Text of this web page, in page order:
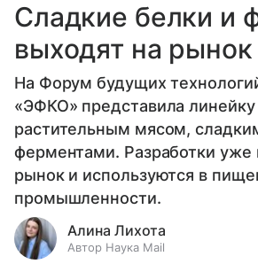
Сладкие белки и
выходят на рынок
На Форум будущих
«ЭФКО» представила линейку
растительным мясом,
ферментами. Разработки
рынок и используются в
промышленности.
Алина Лихота
Автор Наука Mail